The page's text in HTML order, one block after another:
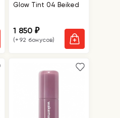
Glow Tint 04 Beiked
1 850₽
(+92 бонусов)